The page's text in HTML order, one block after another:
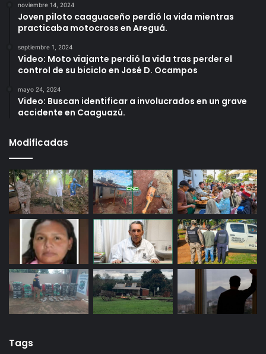
noviembre 14, 2024
Joven piloto caaguaceño perdió la vida mientras
practicaba motocross en Areguá.
septiembre 1, 2024
Video: Moto viajante perdió la vida tras perder el
control de su biciclo en José D. Ocampos
mayo 24, 2024
Video: Buscan identificar a involucrados en un grave
accidente en Caaguazú.
Modificadas
Tags